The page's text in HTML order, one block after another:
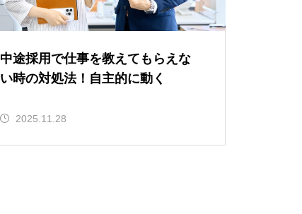
中途採用で仕事を教えてもらえな
い時の対処法！自主的に動く
2025.11.28